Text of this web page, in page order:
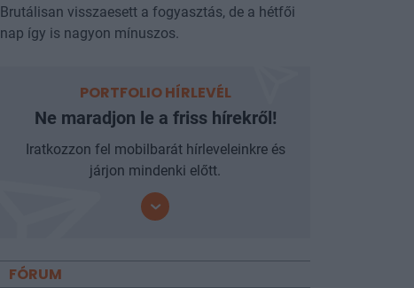
Brutálisan visszaesett a fogyasztás, de a hétfői
nap így is nagyon mínuszos.
PORTFOLIO HÍRLEVÉL
Ne maradjon le a friss hírekről!
Iratkozzon fel mobilbarát hírleveleinkre és
járjon mindenki előtt.
FÓRUM